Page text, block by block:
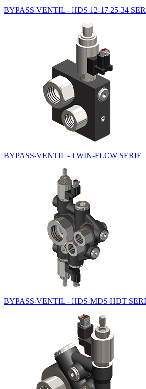
BYPASS-VENTIL - HDS 12-17-25-34
BYPASS-VENTIL - TWIN-FLOW SERIE
BYPASS-VENTIL - HDS-MDS-HDT